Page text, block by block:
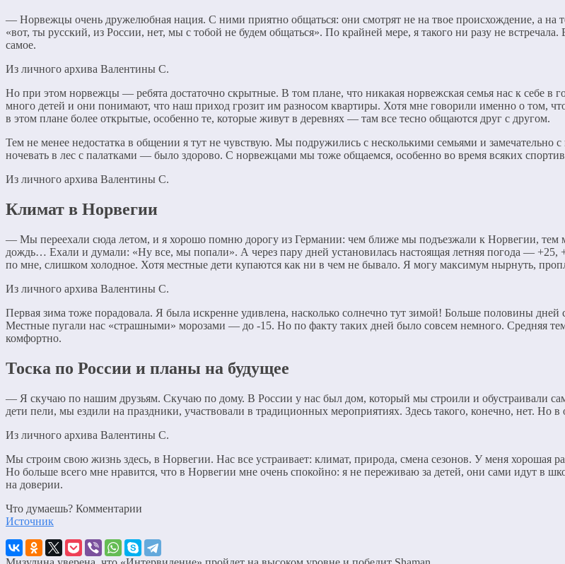
— Норвежцы очень дружелюбная нация. С ними приятно общаться: они смотрят не на твое происхождение, а на
«вот, ты русский, из России, нет, мы с тобой не будем общаться». По крайней мере, я такого ни разу не
самое.
Из личного архива Валентины С.
Но при этом норвежцы — ребята достаточно скрытные. В том плане, что никакая норвежская семья нас к себе в
много детей и они понимают, что наш приход грозит им разносом квартиры. Хотя мне говорили именно о том,
в этом плане более открытые, особенно те, которые живут в деревнях — там все тесно общаются друг с другом.
Тем не менее недостатка в общении я тут не чувствую. Мы подружились с несколькими семьями и замечательно
ночевать в лес с палатками — было здорово. С норвежцами мы тоже общаемся, особенно во время всяких
Из личного архива Валентины С.
Климат в Норвегии
— Мы переехали сюда летом, и я хорошо помню дорогу из Германии: чем ближе мы подъезжали к Норвегии, тем
дождь… Ехали и думали: «Ну все, мы попали». А через пару дней установилась настоящая летняя погода — +25,
по мне, слишком холодное. Хотя местные дети купаются как ни в чем не бывало. Я могу максимум нырнуть,
Из личного архива Валентины С.
Первая зима тоже порадовала. Я была искренне удивлена, насколько солнечно тут зимой! Больше половины
Местные пугали нас «страшными» морозами — до -15. Но по факту таких дней было совсем немного. Средняя
комфортно.
Тоска по России и планы на будущее
— Я скучаю по нашим друзьям. Скучаю по дому. В России у нас был дом, который мы строили и обустраивали
дети пели, мы ездили на праздники, участвовали в традиционных мероприятиях. Здесь такого, конечно, нет. Но
Из личного архива Валентины С.
Мы строим свою жизнь здесь, в Норвегии. Нас все устраивает: климат, природа, смена сезонов. У меня хорошая
Но больше всего мне нравится, что в Норвегии мне очень спокойно: я не переживаю за детей, они сами идут в
на доверии.
Что думаешь? Комментарии
Источник